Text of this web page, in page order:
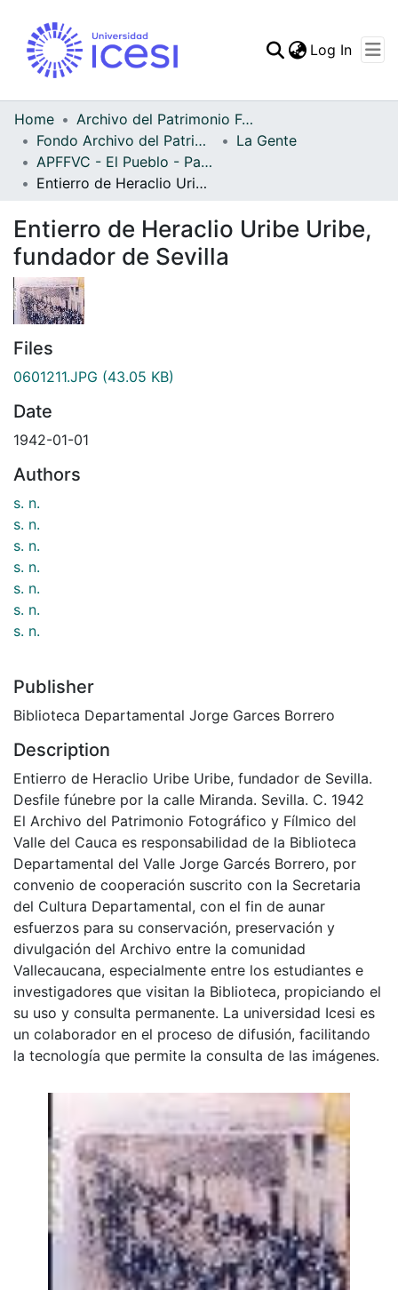
Statistics
Log In
Home
Archivo del Patrimonio Fotográfico y Fílmico del Valle del Cauca
Fondo Archivo del Patrimonio Fotográfico y Fílmico del Valle del Cauca
La Gente
APFFVC - El Pueblo - Patrimonial
Entierro de Heraclio Uribe Uribe, fundador de Sevilla
Entierro de Heraclio Uribe Uribe,
fundador de Sevilla
Files
0601211.JPG (43.05 KB)
Date
1942-01-01
Authors
s. n.
s. n.
s. n.
s. n.
s. n.
s. n.
s. n.
Publisher
Biblioteca Departamental Jorge Garces Borrero
Description
Entierro de Heraclio Uribe Uribe, fundador de Sevilla.
Desfile fúnebre por la calle Miranda. Sevilla. C. 1942
El Archivo del Patrimonio Fotográfico y Fílmico del
Valle del Cauca es responsabilidad de la Biblioteca
Departamental del Valle Jorge Garcés Borrero, por
convenio de cooperación suscrito con la Secretaria
del Cultura Departamental, con el fin de aunar
esfuerzos para su conservación, preservación y
divulgación del Archivo entre la comunidad
Vallecaucana, especialmente entre los estudiantes e
investigadores que visitan la Biblioteca, propiciando el
su uso y consulta permanente. La universidad Icesi es
un colaborador en el proceso de difusión, facilitando
la tecnología que permite la consulta de las imágenes.